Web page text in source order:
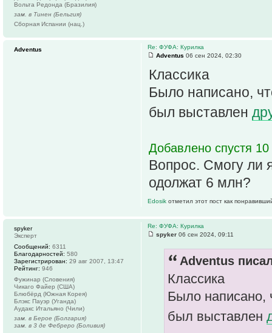
Вольта Редонда (Бразилия)
зам. в Тинен (Бельгия)
Сборная Испании (нац.)
Re: ФУФА: Курилка
Adventus 06 сен 2024, 02:30
Классика
Было написано,
был выставлен
Добавлено спустя
Вопрос. Смогу ли
одолжат 6 млн?
Edosik отметил этот пост как
Adventus
Re: ФУФА: Курилка
spyker 06 сен 2024, 09:11
Adventus
Классика
Было написано,
был выставлен
spyker
Эксперт
Сообщений: 6311
Благодарностей: 580
Зарегистрирован: 29 авг 2007, 13:47
Рейтинг: 946
Фужинар (Словения)
Чикаго Файер (США)
Блюбёрд (Южная Корея)
Блэкс Пауэр (Уганда)
Аудакс Итальяно (Чили)
зам. в Берое (Болгария)
зам. в 3 де Фебреро (Боливия)